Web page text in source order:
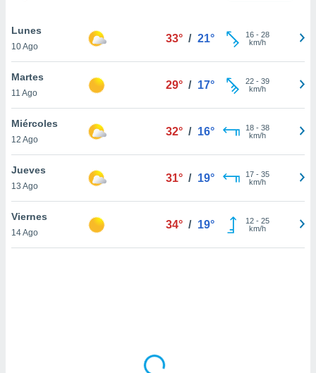
aceptar
de
sitio
En
sean
el sitio
ni para
o
Lunes
10 Ago
33° / 21° 16- 28
km/h
Martes
11 Ago
29° / 17° 22- 39
km/h
Miércoles
12 Ago
32° / 16° 18- 38
km/h
Jueves
13 Ago
31° / 19° 17- 35
km/h
Viernes
14 Ago
34° / 19° 12- 25
km/h